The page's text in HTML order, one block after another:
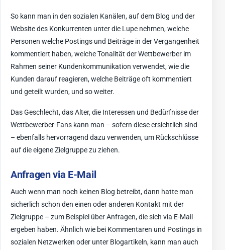
So kann man in den sozialen Kanälen, auf dem Blog und der
Website des Konkurrenten unter die Lupe nehmen, welche
Personen welche Postings und Beiträge in der Vergangenheit
kommentiert haben, welche Tonalität der Wettbewerber im
Rahmen seiner Kundenkommunikation verwendet, wie die
Kunden darauf reagieren, welche Beiträge oft kommentiert
und geteilt wurden, und so weiter.
Das Geschlecht, das Alter, die Interessen und Bedürfnisse der
Wettbewerber-Fans kann man – sofern diese ersichtlich sind
– ebenfalls hervorragend dazu verwenden, um Rückschlüsse
auf die eigene Zielgruppe zu ziehen.
Anfragen via E-Mail
Auch wenn man noch keinen Blog betreibt, dann hatte man
sicherlich schon den einen oder anderen Kontakt mit der
Zielgruppe – zum Beispiel über Anfragen, die sich via E-Mail
ergeben haben. Ähnlich wie bei Kommentaren und Postings in
sozialen Netzwerken oder unter Blogartikeln, kann man auch